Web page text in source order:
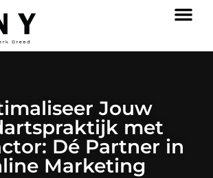
Jouw
met
Dé Partner in
Marketing